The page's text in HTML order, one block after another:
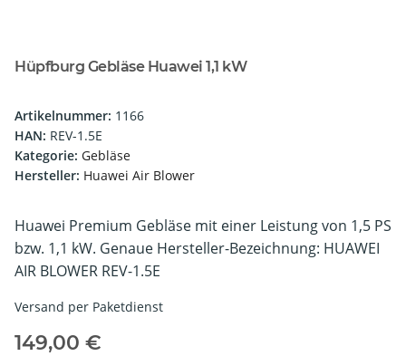
Hüpfburg Gebläse Huawei 1,1 kW
Artikelnummer: 1166
HAN: REV-1.5E
Kategorie: Gebläse
Hersteller: Huawei Air Blower
Huawei Premium Gebläse mit einer Leistung von 1,5 PS
bzw. 1,1 kW. Genaue Hersteller-Bezeichnung: HUAWEI
AIR BLOWER REV-1.5E
Versand per Paketdienst
149,00 €